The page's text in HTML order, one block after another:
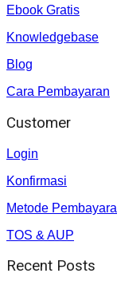
Ebook Gratis
Knowledgebase
Blog
Cara Pembayaran
Customer
Login
Konfirmasi
Metode
TOS & AUP
Recent Posts